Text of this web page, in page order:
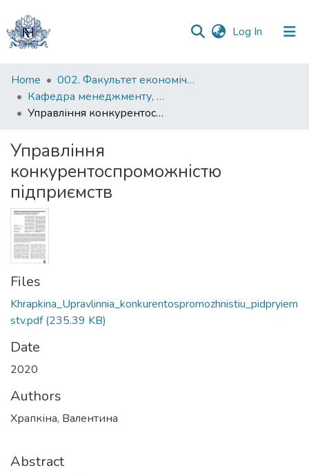
Log In (current)
Communities
&
Collections
Statistics
Home
002. Факультет економічних наук
Кафедра менеджменту, маркетингу та підприємництва
Управління конкурентоспроможністю підприємств
Управління
конкурентоспроможністю
підприємств
Files
Khrapkina_Upravlinnia_konkurentospromozhnistiu_pidpryiem
stv.pdf(235.39 KB)
Date
2020
Authors
Храпкіна, Валентина
Abstract